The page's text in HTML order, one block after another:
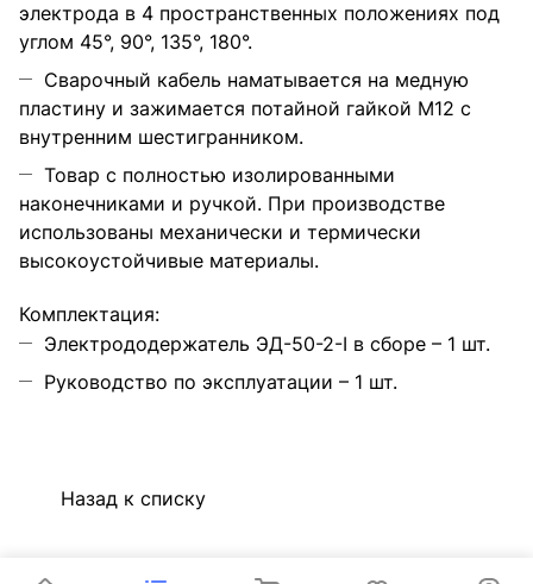
электрода в 4 пространственных положениях под
углом 45°, 90°, 135°, 180°.
Сварочный кабель наматывается на медную
пластину и зажимается потайной гайкой М12 с
внутренним шестигранником.
Товар с полностью изолированными
наконечниками и ручкой. При производстве
использованы механически и термически
высокоустойчивые материалы.
Комплектация:
Электрододержатель ЭД-50-2-I в сборе – 1 шт.
Руководство по эксплуатации – 1 шт.
Назад к списку